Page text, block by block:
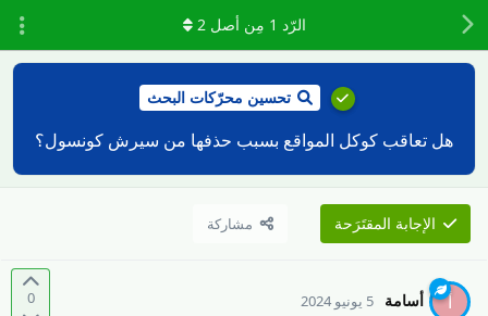
تحسين محرّكات البحث
هل تعاقب كوكل المواقع بسبب حذفها من سيرش كونسول؟
الإجابة المقتَرَحة مشاركة
الرّد 1 مِن أصل2
0 أ أسامة 5 يونيو 2024